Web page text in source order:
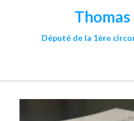
Député de la 1ère